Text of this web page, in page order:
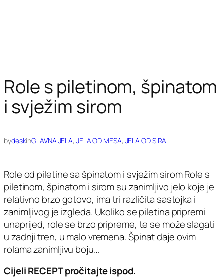
Role s piletinom, špinatom
i svježim sirom
bydeskinGLAVNA JELA, JELA OD MESA, JELA OD SIRA
Role od piletine sa špinatom i svježim sirom Role s
piletinom, špinatom i sirom su zanimljivo jelo koje je
relativno brzo gotovo, ima tri različita sastojka i
zanimljivog je izgleda. Ukoliko se piletina pripremi
unaprijed, role se brzo pripreme, te se može slagati
u zadnji tren, u malo vremena. Špinat daje ovim
rolama zanimljivu boju…
Cijeli RECEPT pročitajte ispod.